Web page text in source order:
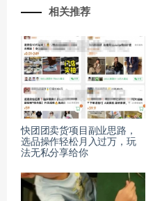
相关推荐
快团团卖货项目副业思路，
选品操作轻松月入过万，玩
法无私分享给你